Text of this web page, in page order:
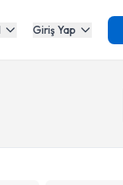
Giriş Yap